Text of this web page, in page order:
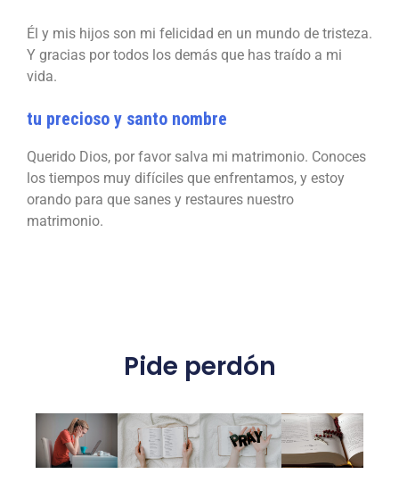
Él y mis hijos son mi felicidad en un mundo de tristeza.
Y gracias por todos los demás que has traído a mi
vida.
tu precioso y santo nombre
Querido Dios, por favor salva mi matrimonio. Conoces
los tiempos muy difíciles que enfrentamos, y estoy
orando para que sanes y restaures nuestro
matrimonio.
Pide perdón